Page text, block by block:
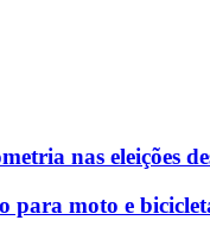
nas eleições
para moto e